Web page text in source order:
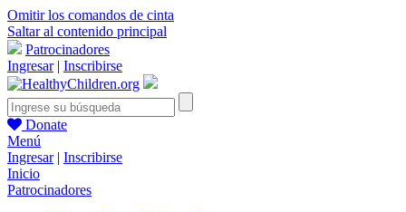
Omitir los comandos de cinta
Saltar al contenido principal
Patrocinadores
Ingresar| Inscribirse
Donate
Menú
Ingresar| Inscribirse
Inicio
Patrocinadores